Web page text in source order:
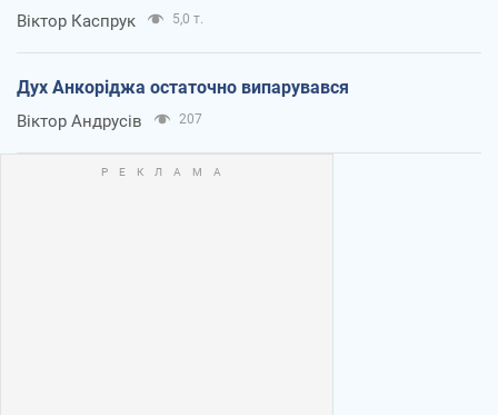
Віктор Каспрук 5,0 т.
Дух Анкоріджа остаточно випарувався
Віктор Андрусів 207